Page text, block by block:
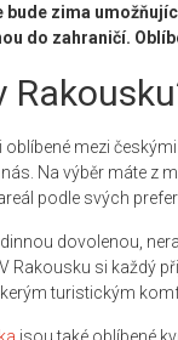
bude zima
do zahraničí.
oblíbené mezi
Na výběr máte z
podle svých
dovolenou,
Rakousku si každý
turistickým